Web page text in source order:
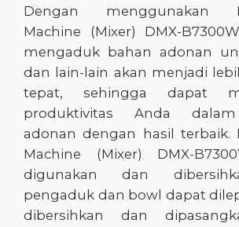
Dengan menggunakan
Machine (Mixer) DMX-
mengaduk bahan adonan
dan lain-lain akan menjadi
tepat, sehingga dapat
produktivitas Anda
adonan dengan hasil terbaik.
Machine (Mixer) DMX-
digunakan dan
pengaduk dan bowl dapat
dibersihkan dan